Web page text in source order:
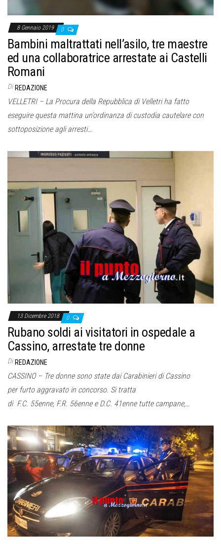
8 Gennaio 2019 0
Bambini maltrattati nell’asilo, tre maestre
ed una collaboratrice arrestate ai Castelli
Romani
Di REDAZIONE
VELLETRI – La Procura della Repubblica di Velletri ha fatto
eseguire questa mattina un’ordinanza di custodia cautelare con
sottoposizione agli arresti…
13 Dicembre 2018 0
Rubano soldi ai visitatori in ospedale a
Cassino, arrestate tre donne
Di REDAZIONE
CASSINO – Tre donne sono state dai Carabinieri di Cassino
per furto aggravato in concorso. Si tratta
di F.C. 55enne, F.R. 56enne e D.C. 41enne tutte campane,…